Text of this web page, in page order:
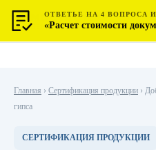
МОСТЕСТ
ЦЕНТР СЕРТИФИКАЦИИ
Главная › Сертификация продукции ›
гипса
СЕРТИФИКАЦИЯ ПРОДУКЦИИ
«Расчет стоимости